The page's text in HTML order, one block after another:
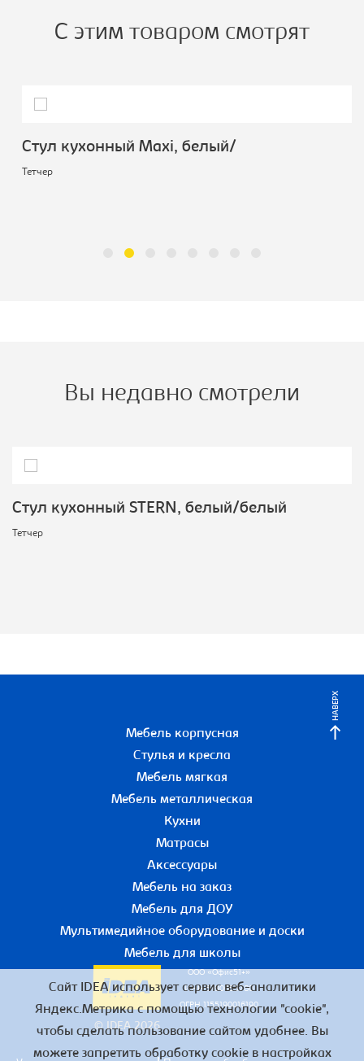
С этим товаром смотрят
Стул кухонный Махi, белый/
Тетчер
Вы недавно смотрели
Стул кухонный STERN, белый/белый
Тетчер
НАВЕРХ
Мебель корпусная
Стулья и кресла
Мебель мягкая
Мебель металлическая
Кухни
Матрасы
Аксессуары
Мебель на заказ
Мебель для ДОУ
Мультимедийное оборудование и доски
Мебель для школы
© IDEA 2026
ООО «Офис51+»
ИНН 5190055780
ОГРН 1155190016190
Сайт IDEA использует сервис веб-аналитики
Яндекс.Метрика с помощью технологии "cookie",
чтобы сделать пользование сайтом удобнее. Вы
можете запретить обработку cookie в настройках